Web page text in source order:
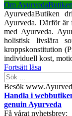
Om AyurvedaButiken
AyurvedaButiken
Ayurveda. Därför är
med Ayurveda.
holistisk livslära
kroppskonstitution
individuell kost,
Fortsätt läsa
Sök
efter:
Besök
Handla i
genuin Ayurveda
Få vårat nyhetsbrev: